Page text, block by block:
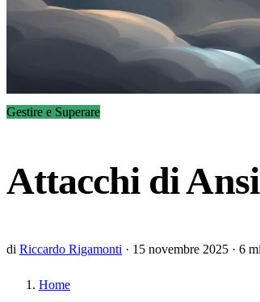
Gestire e Superare
Attacchi di
di Riccardo Rigamonti · 15 novembre 2025 · 6
Home